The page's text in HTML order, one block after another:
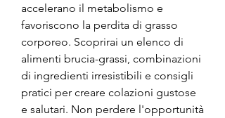
accelerano il metabolismo e
favoriscono la perdita di grasso
corporeo. Scoprirai un elenco di
alimenti brucia-grassi, combinazioni
di ingredienti irresistibili e consigli
pratici per creare colazioni gustose
e salutari. Non perdere l'opportunità